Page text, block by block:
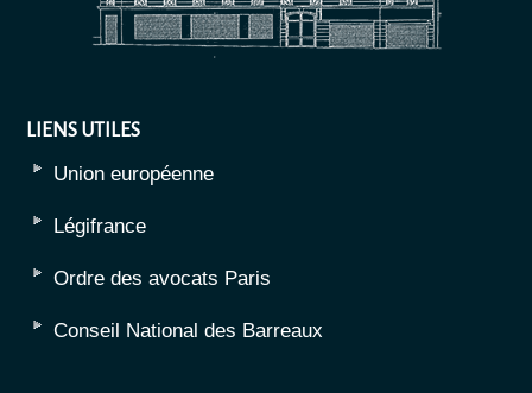
LIENS UTILES
Union européenne
Légifrance
Ordre des avocats Paris
Conseil National des Barreaux